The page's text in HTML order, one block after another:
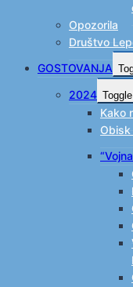
Opozorila
Društvo
GOSTOVANJA
2024
Kako
Obisk